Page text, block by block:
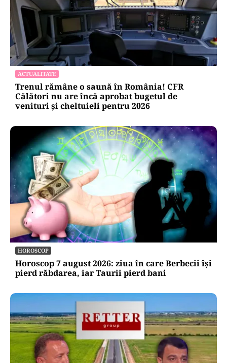
ACTUALITATE
Trenul rămâne o saună în România! CFR
Călători nu are încă aprobat bugetul de
venituri și cheltuieli pentru 2026
HOROSCOP
Horoscop 7 august 2026: ziua în care Berbecii își
pierd răbdarea, iar Taurii pierd bani